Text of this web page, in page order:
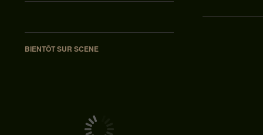
BIENTÔT SUR SCENE